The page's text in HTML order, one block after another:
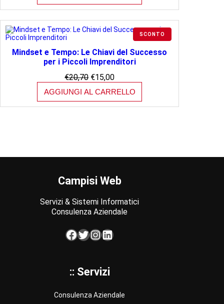
SCONTO
IN
Mindset e Tempo: Le Chiavi del Successo
per i Piccoli Imprenditori
€20,70 Il
originale
era:
€15,00Il
attuale
è:
AGGIUNGI AL CARRELLO
Campisi Web
Servizi & Sistemi Informatici
Consulenza Aziendale
Facebook Twitter InstagramLinkedIn
:: Servizi
Consulenza Aziendale